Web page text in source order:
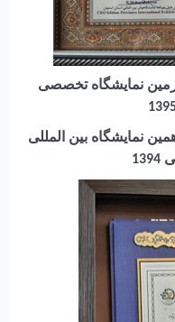
نمایشگاه تخصصی
نمایشگاه بین المللی